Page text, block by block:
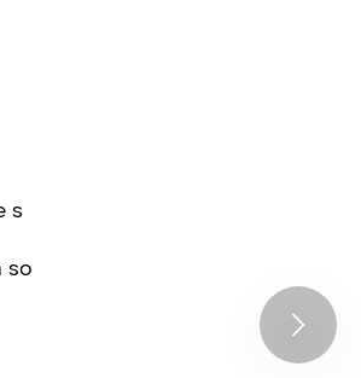
s
so